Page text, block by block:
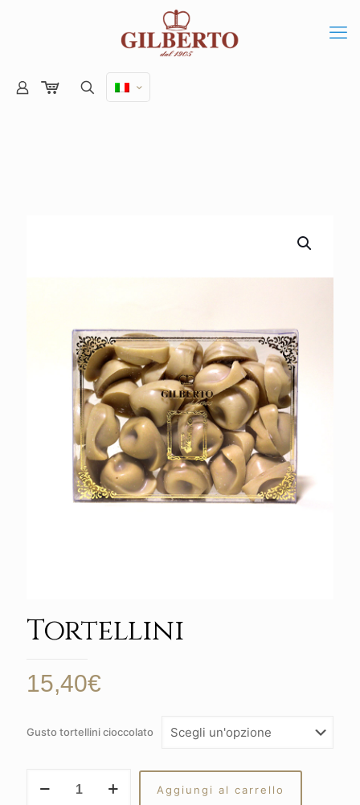
Tortellini
15,40€
Gusto tortellini cioccolato
quantità
Aggiungi al carrello